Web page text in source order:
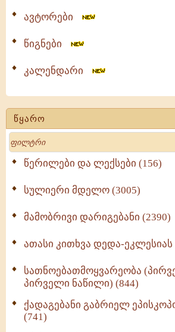
ავტორები
წიგნები
კალენდარი
წყარო
Search
წერილები და ლექსები (156)
სულიერი მდელო (3005)
მამობრივი დარიგებანი (2390)
ათასი კითხვა დედა-ეკლესიას
სათნოებათმოყვარეობა
პირველი ნაწილი) (844)
ქადაგებანი გაბრიელ
(741)